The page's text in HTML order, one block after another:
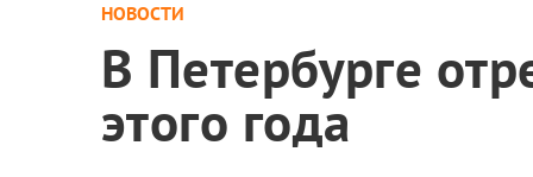
НОВОСТИ
В Петербурге
этого года